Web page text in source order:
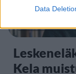
Data
Kela